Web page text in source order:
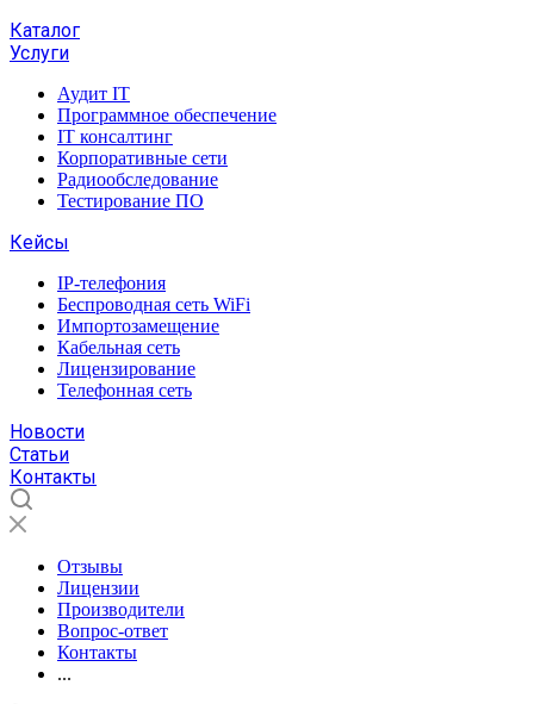
Каталог
Услуги
Аудит IT
Программное обеспечение
IT консалтинг
Корпоративные сети
Радиообследование
Тестирование ПО
Кейсы
IP-телефония
Беспроводная сеть WiFi
Импортозамещение
Кабельная сеть
Лицензирование
Телефонная сеть
Новости
Статьи
Контакты
Отзывы
Лицензии
Производители
Вопрос-ответ
Контакты
...